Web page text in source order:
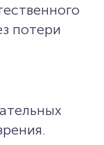
потери